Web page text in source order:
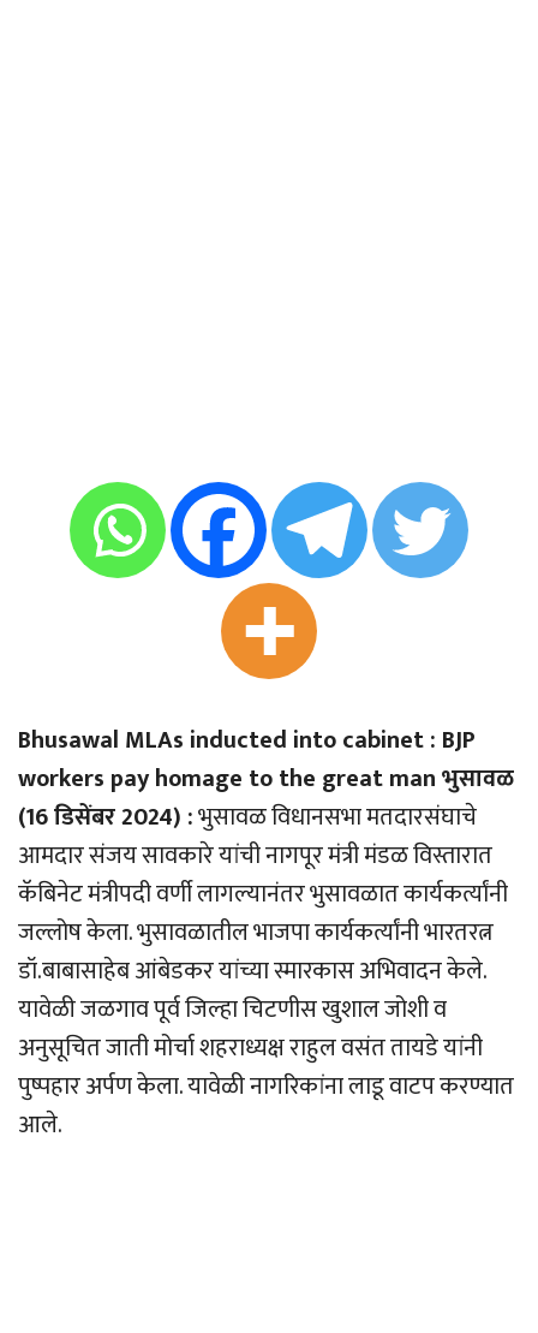
Bhusawal MLAs inducted into cabinet : BJP
workers pay homage to the great man भुसावळ
(16 डिसेंबर 2024) :भुसावळ विधानसभा मतदारसंघाचे
आमदार संजय सावकारे यांची नागपूर मंत्री मंडळ विस्तारात
कॅबिनेट मंत्रीपदी वर्णी लागल्यानंतर भुसावळात कार्यकर्त्यांनी
जल्लोष केला. भुसावळातील भाजपा कार्यकर्त्यांनी भारतरत्न
डॉ.बाबासाहेब आंबेडकर यांच्या स्मारकास अभिवादन केले.
यावेळी जळगाव पूर्व जिल्हा चिटणीस खुशाल जोशी व
अनुसूचित जाती मोर्चा शहराध्यक्ष राहुल वसंत तायडे यांनी
पुष्पहार अर्पण केला. यावेळी नागरिकांना लाडू वाटप करण्यात
आले.